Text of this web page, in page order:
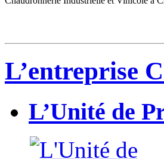
L’entreprise
L’Unité de